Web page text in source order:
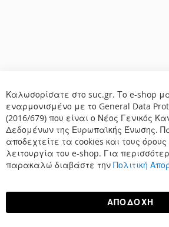
Καλωσορίσατε στο suc.gr. Το e-shop
εναρμονισμένο με το General Data
(2016/679) που είναι ο Νέος Γενικός
Δεδομένων της Ευρωπαϊκής Ένωσης.
αποδεχτείτε τα cookies και τους
λειτουργία του e-shop. Για
παρακαλώ διαβάστε την Πολιτική
ΑΠΟΔΟΧΉ